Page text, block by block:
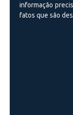
informação
fatos que são